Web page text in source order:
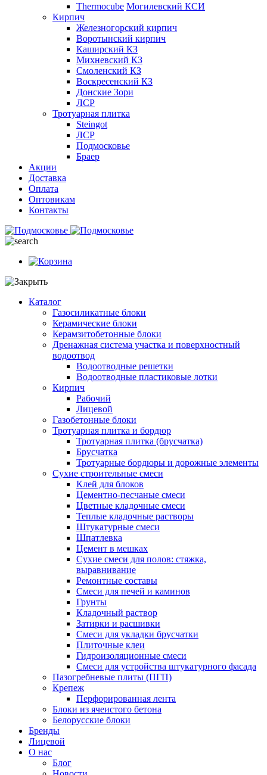
Thermocube Могилевский КСИ
Кирпич
Железногорский кирпич
Воротынский кирпич
Каширский КЗ
Михневский КЗ
Смоленский КЗ
Воскресенский КЗ
Донские Зори
ЛСР
Тротуарная плитка
Steingot
ЛСР
Подмосковье
Браер
Акции
Доставка
Оплата
Оптовикам
Контакты
Каталог
Газосиликатные блоки
Керамические блоки
Керамзитобетонные блоки
Дренажная система участка и поверхностный
водоотвод
Водоотводные решетки
Водоотводные пластиковые лотки
Кирпич
Рабочий
Лицевой
Газобетонные блоки
Тротуарная плитка и бордюр
Тротуарная плитка (брусчатка)
Брусчатка
Тротуарные бордюры и дорожные элементы
Сухие строительные смеси
Клей для блоков
Цементно-песчаные смеси
Цветные кладочные смеси
Теплые кладочные растворы
Штукатурные смеси
Шпатлевка
Цемент в мешках
Сухие смеси для полов: стяжка,
выравнивание
Ремонтные составы
Смеси для печей и каминов
Грунты
Кладочный раствор
Затирки и расшивки
Смеси для укладки брусчатки
Плиточные клеи
Гидроизоляционные смеси
Смеси для устройства штукатурного фасада
Пазогребневые плиты (ПГП)
Крепеж
Перфорированная лента
Блоки из ячеистого бетона
Белорусские блоки
Бренды
Лицевой
О нас
Блог